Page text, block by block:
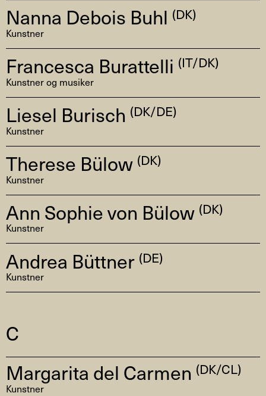
Nanna Debois Buhl (DK)
Kunstner
Francesca Burattelli (IT/DK)
Kunstner og musiker
Liesel Burisch (DK/DE)
Kunstner
Therese Bülow (DK)
Kunstner
Ann Sophie von Bülow (DK)
Kunstner
Andrea Büttner (DE)
Kunstner
C
Margarita del Carmen (DK/CL)
Kunstner